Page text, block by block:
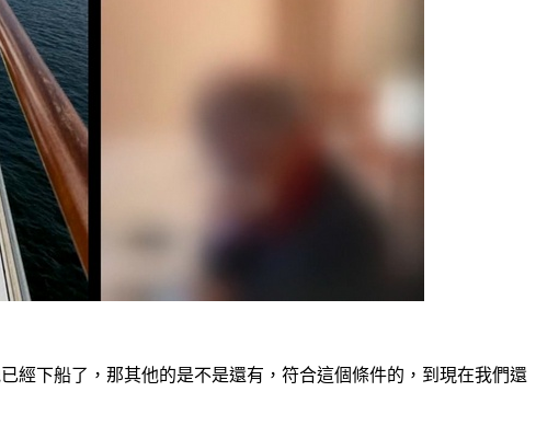
經下船了，那其他的是不是還有，符合這個條件的，到現在我們還